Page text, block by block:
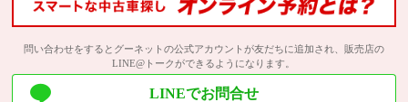
問い合わせをするとグーネットの公式アカウントが友だちに追加され、販売店の
LINE@トークができるようになります。
LINEでお問合せ